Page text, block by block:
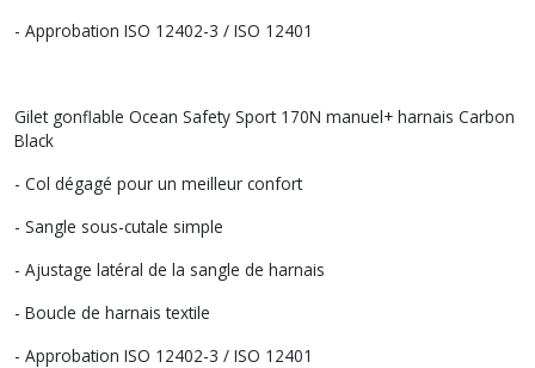
- Approbation ISO 12402-3 / ISO 12401
Gilet gonflable Ocean Safety Sport 170N manuel+ harnais Carbon
Black
- Col dégagé pour un meilleur confort
- Sangle sous-cutale simple
- Ajustage latéral de la sangle de harnais
- Boucle de harnais textile
- Approbation ISO 12402-3 / ISO 12401